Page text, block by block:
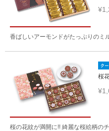
香ばしいアーモンドがたっぷりのミ
桜
桜の花紋が満開に!! 綺麗な桜絵柄の